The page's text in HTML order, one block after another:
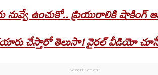
నువ్వే ఉంచుకో.. ప్రియురాలికి షాకింగ్
చేస్తారో తెలుసా! వైరల్ వీడియో